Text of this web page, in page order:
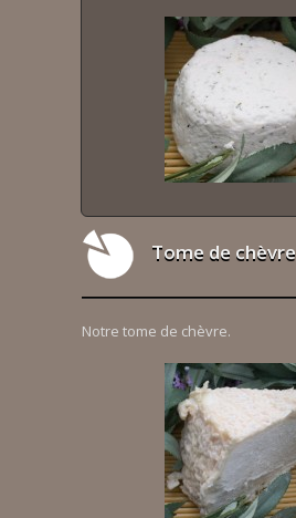
Tome de chèvre
Notre tome de chèvre.